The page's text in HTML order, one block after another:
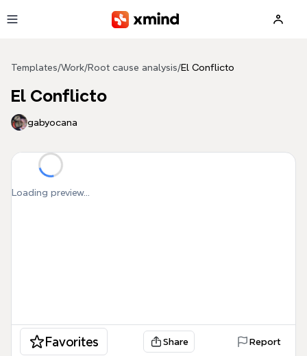
Templates/Work/Root cause analysis/El Conflicto
El Conflicto
gabyocana
Loading preview...
Favorites Share Report